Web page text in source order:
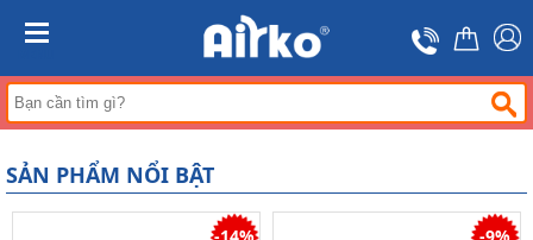
Trang
chủ
Máy
hút
ẩm
Máy
lọc
SẢN PHẨM NỔI BẬT